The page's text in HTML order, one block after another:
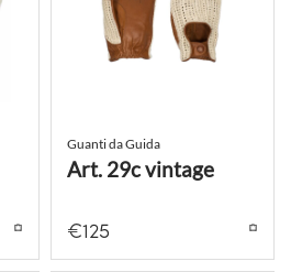
Guanti da Guida
Art. 29c vintage
€125